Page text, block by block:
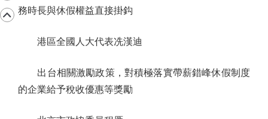
務時長與休假權益直接掛鈎
港區全國人大代表冼漢迪
出台相關激勵政策，對積極落實帶薪錯峰休假制度
的企業給予稅收優惠等獎勵